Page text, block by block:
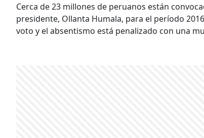
Cerca de 23 millones de peruanos están
presidente, Ollanta Humala, para el período
voto y el absentismo está penalizado con una